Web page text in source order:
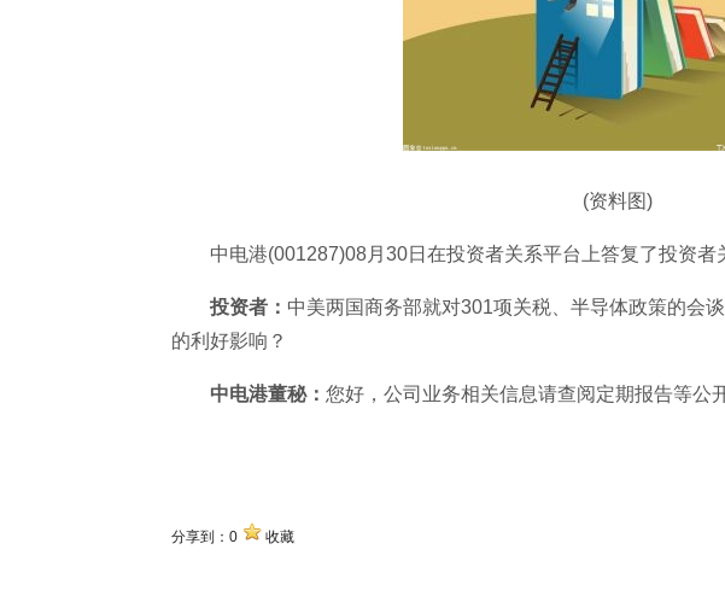
(资料图)
中电港(001287)08月30日在投资者关系平台上答复了投资者
投资者： 中美两国商务部就对301项关税、半导体政策的会
的利好影响？
中电港董秘： 您好，公司业务相关信息请查阅定期报告等公
分享到： 0 收藏